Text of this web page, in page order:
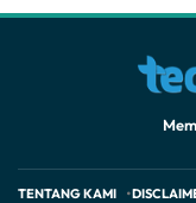
TENTANG KAMI